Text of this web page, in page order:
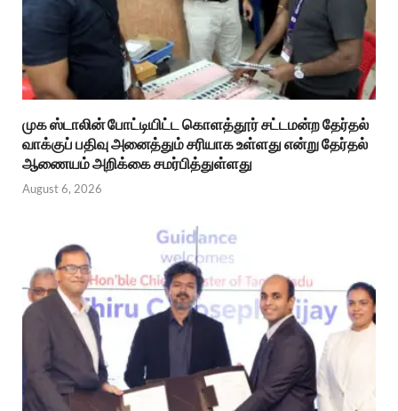
முக ஸ்டாலின் போட்டியிட்ட கொளத்தூர் சட்டமன்ற தேர்தல்
வாக்குப் பதிவு அனைத்தும் சரியாக உள்ளது என்று தேர்தல்
ஆணையம் அறிக்கை சமர்பித்துள்ளது
August 6, 2026